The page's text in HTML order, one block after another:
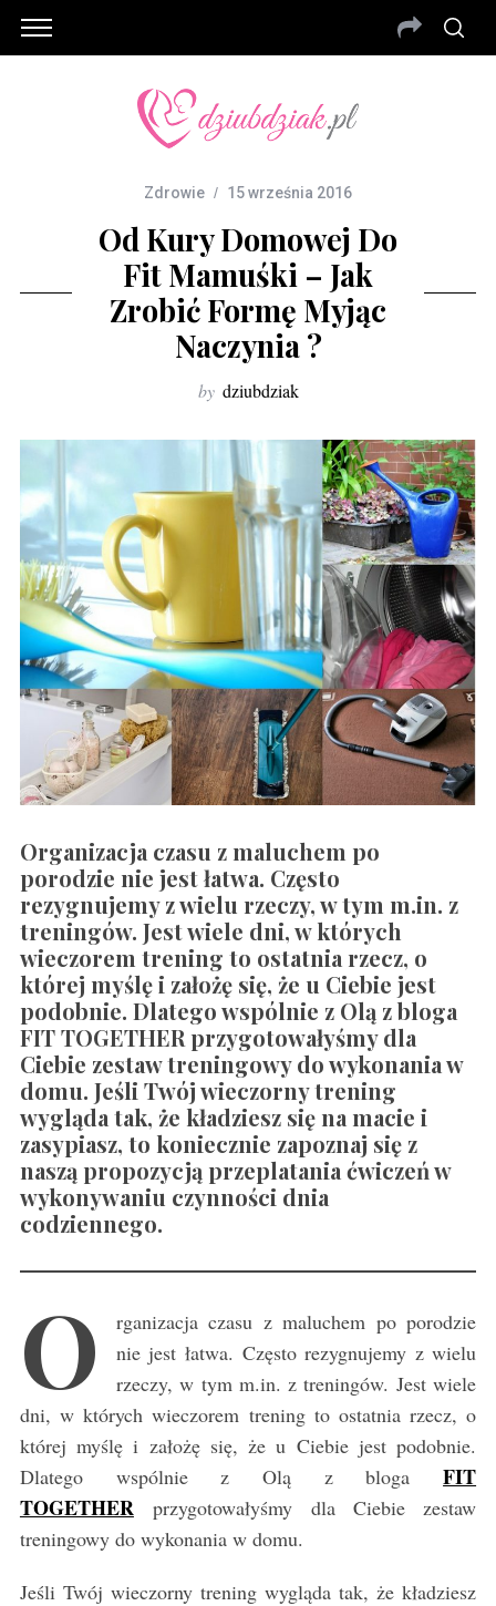
Zdrowie 15 września 2016
Od Kury Domowej Do
Fit Mamuśki – Jak
Zrobić Formę Myjąc
Naczynia ?
by dziubdziak
Organizacja czasu z maluchem po
porodzie nie jest łatwa. Często
rezygnujemy z wielu rzeczy, w tym m.in. z
treningów. Jest wiele dni, w których
wieczorem trening to ostatnia rzecz, o
której myślę i założę się, że u Ciebie jest
podobnie. Dlatego wspólnie z Olą z bloga
FIT TOGETHER przygotowałyśmy dla
Ciebie zestaw treningowy do wykonania w
domu. Jeśli Twój wieczorny trening
wygląda tak, że kładziesz się na macie i
zasypiasz, to koniecznie zapoznaj się z
naszą propozycją przeplatania ćwiczeń w
wykonywaniu czynności dnia
codziennego.
O
rganizacja czasu z maluchem po porodzie
nie jest łatwa. Często rezygnujemy z wielu
rzeczy, w tym m.in. z treningów. Jest wiele
dni, w których wieczorem trening to ostatnia rzecz, o
której myślę i założę się, że u Ciebie jest podobnie.
Dlatego wspólnie z Olą z blogaFIT
TOGETHER przygotowałyśmy dla Ciebie zestaw
treningowy do wykonania w domu.
Jeśli Twój wieczorny trening wygląda tak, że kładziesz